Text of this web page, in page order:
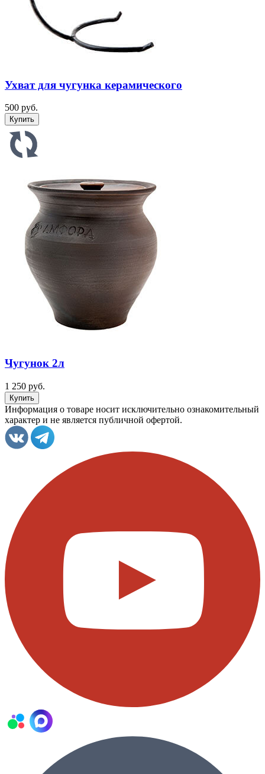
Ухват для чугунка керамического
500 руб.
Чугунок 2л
1 250 руб.
Информация о товаре носит исключительно ознакомительный
характер и не является публичной офертой.